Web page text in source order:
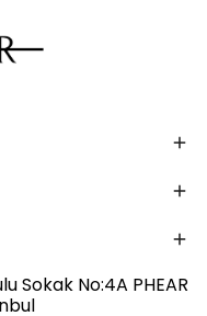
Sokak No:4A PHEAR